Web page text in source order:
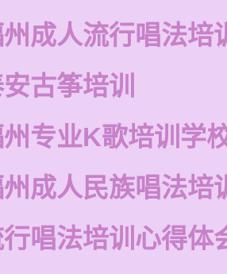
成人流行唱法培
古筝培训
专业K歌培训学
成人民族唱法培
唱法培训心得体